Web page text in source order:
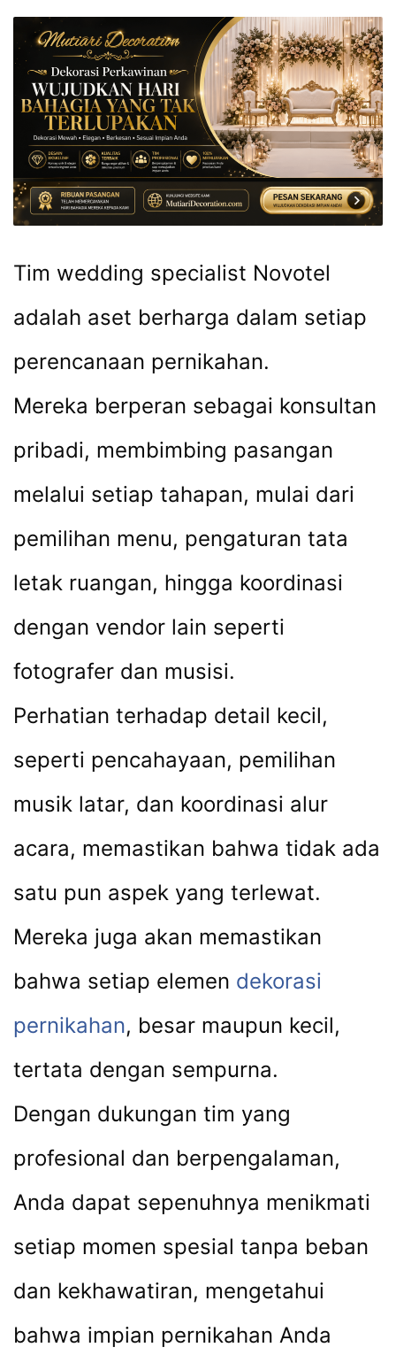
Tim wedding specialist Novotel
adalah aset berharga dalam setiap
perencanaan pernikahan.
Mereka berperan sebagai konsultan
pribadi, membimbing pasangan
melalui setiap tahapan, mulai dari
pemilihan menu, pengaturan tata
letak ruangan, hingga koordinasi
dengan vendor lain seperti
fotografer dan musisi.
Perhatian terhadap detail kecil,
seperti pencahayaan, pemilihan
musik latar, dan koordinasi alur
acara, memastikan bahwa tidak ada
satu pun aspek yang terlewat.
Mereka juga akan memastikan
bahwa setiap elemen dekorasi
pernikahan, besar maupun kecil,
tertata dengan sempurna.
Dengan dukungan tim yang
profesional dan berpengalaman,
Anda dapat sepenuhnya menikmati
setiap momen spesial tanpa beban
dan kekhawatiran, mengetahui
bahwa impian pernikahan Anda